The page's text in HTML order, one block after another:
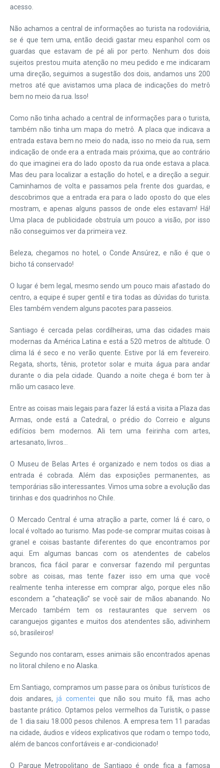
acesso.
Não achamos a central de informações ao turista na rodoviária,
se é que tem uma, então decidi gastar meu espanhol com os
guardas que estavam de pé ali por perto. Nenhum dos dois
sujeitos prestou muita atenção no meu pedido e me indicaram
uma direção, seguimos a sugestão dos dois, andamos uns 200
metros até que avistamos uma placa de indicações do metrô
bem no meio da rua. Isso!
Como não tinha achado a central de informações para o turista,
também não tinha um mapa do metrô. A placa que indicava a
entrada estava bem no meio do nada, isso no meio da rua, sem
indicação de onde era a entrada mais próxima, que ao contrário
do que imaginei era do lado oposto da rua onde estava a placa.
Mas deu para localizar a estação do hotel, e a direção a seguir.
Caminhamos de volta e passamos pela frente dos guardas, e
descobrimos que a entrada era para o lado oposto do que eles
mostram, e apenas alguns passos de onde eles estavam! Há!
Uma placa de publicidade obstruía um pouco a visão, por isso
não conseguimos ver da primeira vez.
Beleza, chegamos no hotel, o Conde Ansúrez, e não é que o
bicho tá conservado!
O lugar é bem legal, mesmo sendo um pouco mais afastado do
centro, a equipe é super gentil e tira todas as dúvidas do turista.
Eles também vendem alguns pacotes para passeios.
Santiago é cercada pelas cordilheiras, uma das cidades mais
modernas da América Latina e está a 520 metros de altitude. O
clima lá é seco e no verão quente. Estive por lá em fevereiro.
Regata, shorts, tênis, protetor solar e muita água para andar
durante o dia pela cidade. Quando a noite chega é bom ter à
mão um casaco leve.
Entre as coisas mais legais para fazer lá está a visita a Plaza das
Armas, onde está a Catedral, o prédio do Correio e alguns
edifícios bem modernos. Ali tem uma feirinha com artes,
artesanato, livros…
O Museu de Belas Artes é organizado e nem todos os dias a
entrada é cobrada. Além das exposições permanentes, as
temporárias são interessantes. Vimos uma sobre a evolução das
tirinhas e dos quadrinhos no Chile.
O Mercado Central é uma atração a parte, comer lá é caro, o
local é voltado ao turismo. Mas pode-se comprar muitas coisas à
granel e coisas bastante diferentes do que encontramos por
aqui. Em algumas bancas com os atendentes de cabelos
brancos, fica fácil parar e conversar fazendo mil perguntas
sobre as coisas, mas tente fazer isso em uma que você
realmente tenha interesse em comprar algo, porque eles não
escondem a “chateação” se você sair de mãos abanando. No
Mercado também tem os restaurantes que servem os
caranguejos gigantes e muitos dos atendentes são, adivinhem
só, brasileiros!
Segundo nos contaram, esses animais são encontrados apenas
no litoral chileno e no Alaska.
Em Santiago, compramos um passe para os ônibus turísticos de
dois andares,já comentei que não sou muito fã, mas acho
bastante prático. Optamos pelos vermelhos da Turistik, o passe
de 1 dia saiu 18.000 pesos chilenos. A empresa tem 11 paradas
na cidade, áudios e vídeos explicativos que rodam o tempo todo,
além de bancos confortáveis e ar-condicionado!
O Parque Metropolitano de Santiago é onde fica a famosa